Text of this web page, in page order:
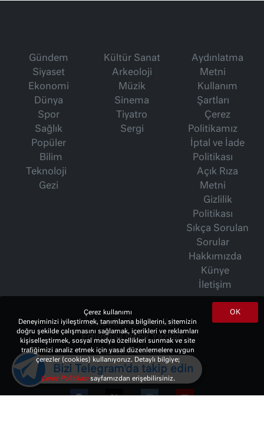
Gündem
Siyaset
Ekonomi
Dünya
Spor
Sağlık
Popüler
Bilim
Teknoloji
Gezi
Kültür Sanat
Arkeoloji
Müzik
Sinema
Tiyatro
Sergi
Aydınlatma
Metni
Kullanım
Şartları
Çerez
Politikamız
İptal ve İade
Politikası
Açık Rıza
Metni
Gizlilik
Politikası
Sıkça Sorulan
Sorular
Hakkımızda
Künye
İletişim
İsmet Berkan Yazıları
Ertuğrul Özkök Yazıları
Haftalık Gazete
OK
Çerez kullanımı
Deneyiminizi iyileştirmek, tanımlama bilgilerini, sitemizin
doğru şekilde çalışmasını sağlamak, içerikleri ve reklamları
kişiselleştirmek, sosyal medya özellikleri sunmak ve site
trafiğimizi analiz etmek için yasal düzenlemelere uygun
çerezler (cookies) kullanıyoruz. Detaylı bilgiye;
Çerez Politikasısayfamızdan erişebilirsiniz.
Bizi Telegram'da takip edin